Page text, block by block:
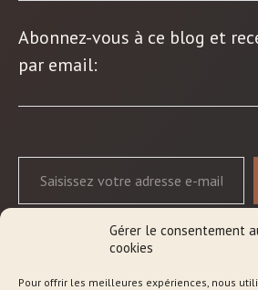
Gérer le consentement
cookies
Pour offrir les meilleures expériences, nous
Abonnez-vous à ce blog et
par email: